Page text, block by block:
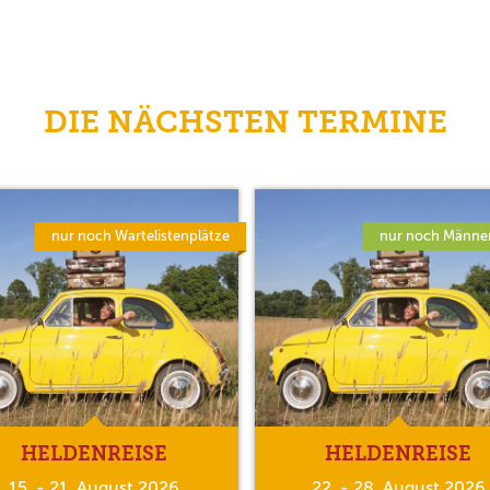
DIE NÄCHSTEN TERMINE
nur noch Wartelistenplätze
HELDENREISE
nur noch
HELDENREISE